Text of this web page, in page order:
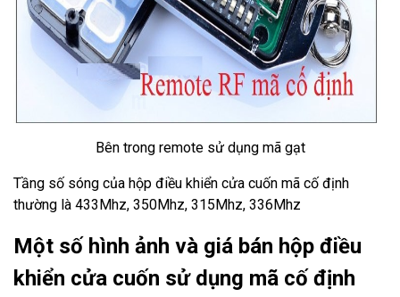
Bên trong remote sử dụng mã gạt
Tầng số sóng của hộp điều khiển cửa cuốn mã cố định
thường là 433Mhz, 350Mhz, 315Mhz, 336Mhz
Một số hình ảnh và giá bán hộp điều
khiển cửa cuốn sử dụng mã cố định